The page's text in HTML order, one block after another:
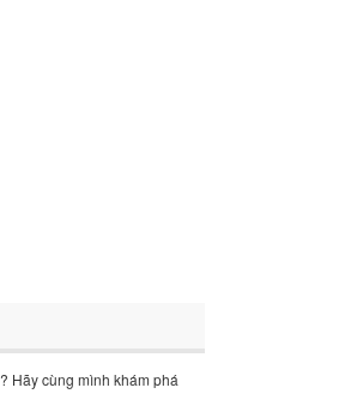
Hãy cùng mình khám phá